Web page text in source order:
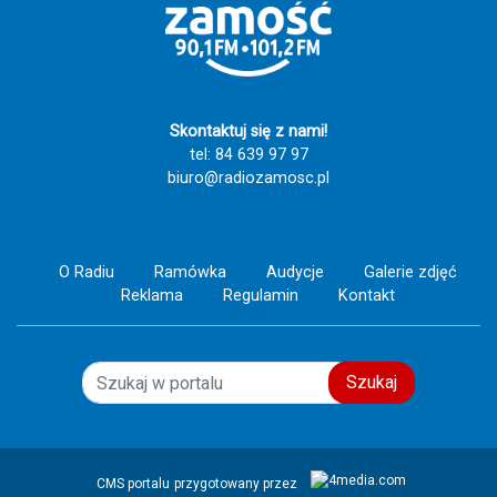
Maryja!!!!! 🕊️ 🤱 ❤️‍🔥 🙏
Skontaktuj się z nami!
tel: 84 639 97 97
biuro@radiozamosc.pl
O Radiu Ramówka Audycje
Galerie zdjęć
Reklama
Regulamin Kontakt
Szukaj
CMS portalu przygotowany przez